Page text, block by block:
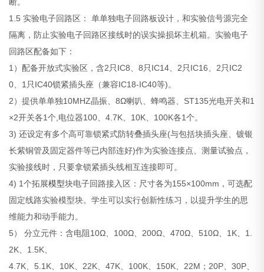
断。
1.5 实验电子回路区： 单单独电子回路板设计，和实验信号源完全
隔离，防止实验电子回路区接线时的误实操损坏主机箱。实验电子
回路区配备如下：
1）配备开放式实验区，含2只IC8、8只IC14、2只IC16、2只IC2
0、1只IC40锁紧插头座（兼容IC18-IC40等)。
2）提供单单独10MHZ晶振、8Ω喇叭、蜂鸣器、ST135光电开关和1
×2开关各1个,电位器100、4.7K、10K、100K各1个。
3) 还设定有多个高可靠锁紧式防转叠插头座(与包括块插头座、镀银
长紫铜管及固定器件等已内部连好)作为实验连接点、测量试验点，
实验接线时，只要拿锁紧插头线相互连接即可。
4) 1个拓展模型块电子回路接入区：尺寸各为155×100mm，可选配
固定线路实验模型块。学生可以实行创新性练习，以提升学生的思
维能力和动手能力。
5） 分立元件：含电阻10Ω、100Ω、200Ω、470Ω、510Ω、1K、1.
2K、1.5K、
4.7K、5.1K、10K、22K、47K、100K、150K、22M；20P、30P、